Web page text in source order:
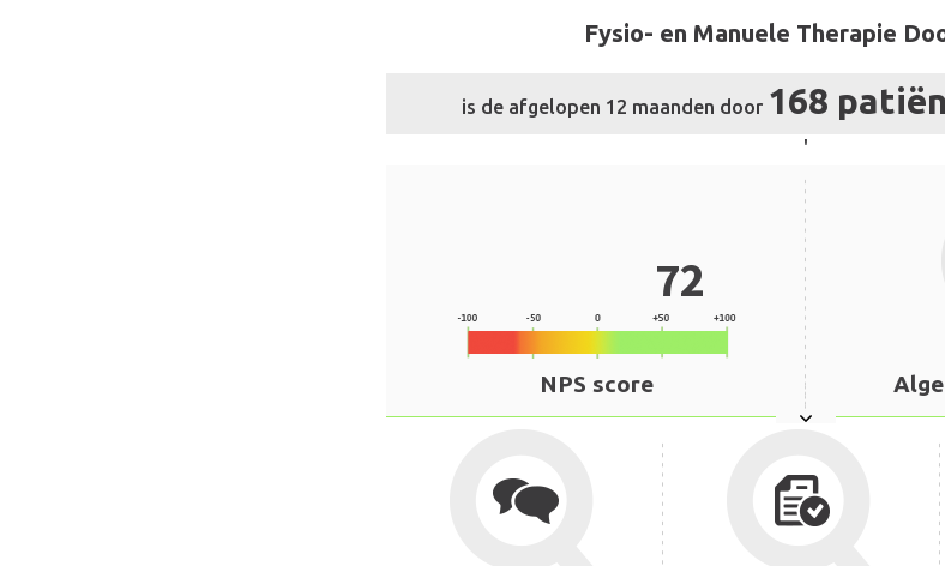
Fysio- en Manuele Therapie
is de afgelopen 12 maanden door 168
'
72
NPS score